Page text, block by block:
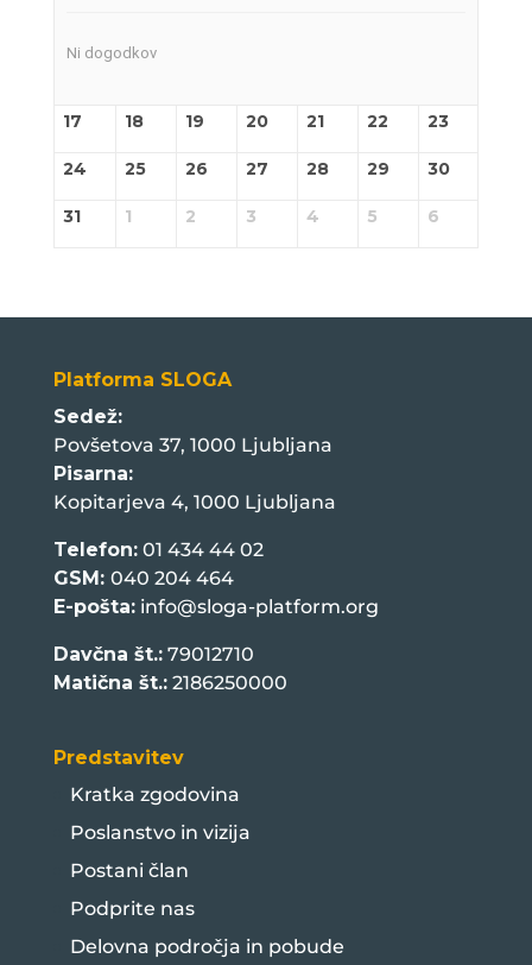
Ni dogodkov
17 18 19 20 21 22 23
24 25 26 27 28 29 30
31 1 2 3 4 5 6
Platforma SLOGA
Sedež:
Povšetova 37, 1000 Ljubljana
Pisarna:
Kopitarjeva 4, 1000 Ljubljana
Telefon:01 434 44 02
GSM: 040 204 464
E-pošta: info@sloga-platform.org
Davčna št.:79012710
Matična št.:2186250000
Predstavitev
Kratka zgodovina
Poslanstvo in vizija
Postani član
Podprite nas
Delovna področja in pobude